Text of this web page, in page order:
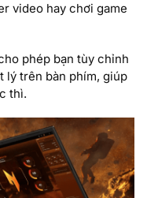
video hay chơi game
phép bạn tùy chỉnh
lý trên bàn phím, giúp
thì.